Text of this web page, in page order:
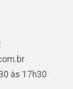
às 17h30